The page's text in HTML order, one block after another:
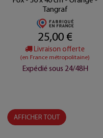
Tangraf
25,00 €
Livraison offerte
(en France métropolitaine)
Expédié sous 24/48H
AFFICHER TOUT